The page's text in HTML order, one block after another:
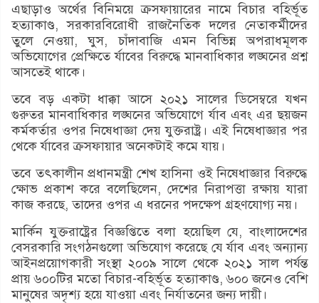
এছাড়াও অর্থের বিনিময়ে ক্রসফায়ারের নামে বিচার বহির্ভূত
হত্যাকাণ্ড, সরকারবিরোধী রাজনৈতিক দলের নেতাকর্মীদের
তুলে নেওয়া, ঘুস, চাঁদাবাজি এমন বিভিন্ন অপরাধমূলক
অভিযোগের প্রেক্ষিতে র্যাবের বিরুদ্ধে মানবাধিকার লঙ্ঘনের প্রশ্ন
আসতেই থাকে।
তবে বড় একটা ধাক্কা আসে ২০২১ সালের ডিসেম্বরে যখন
গুরুতর মানবাধিকার লঙ্ঘনের অভিযোগে র্যাব এবং এর ছয়জন
কর্মকর্তার ওপর নিষেধাজ্ঞা দেয় যুক্তরাষ্ট্র। এই নিষেধাজ্ঞার পর
থেকে র্যাবের ক্রসফায়ার অনেকটাই কমে যায়।
তবে তৎকালীন প্রধানমন্ত্রী শেখ হাসিনা ওই নিষেধাজ্ঞার বিরুদ্ধে
ক্ষোভ প্রকাশ করে বলেছিলেন, দেশের নিরাপত্তা রক্ষায় যারা
কাজ করছে, তাদের ওপর এ ধরনের পদক্ষেপ গ্রহণযোগ্য নয়।
মার্কিন যুক্তরাষ্ট্রের বিজ্ঞপ্তিতে বলা হয়েছিল যে, বাংলাদেশের
বেসরকারি সংগঠনগুলো অভিযোগ করেছে যে র্যাব এবং অন্যান্য
আইনপ্রয়োগকারী সংস্থা ২০০৯ সালে থেকে ২০২১ সাল পর্যন্ত
প্রায় ৬০০টির মতো বিচার-বহির্ভূত হত্যাকাণ্ড, ৬০০ জনেও বেশি
মানুষের অদৃশ্য হয়ে যাওয়া এবং নির্যাতনের জন্য দায়ী।